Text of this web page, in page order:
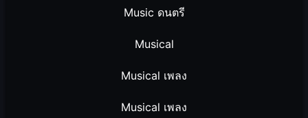
Music ดนตรี
Musical
Musical เพลง
Musical เพลง